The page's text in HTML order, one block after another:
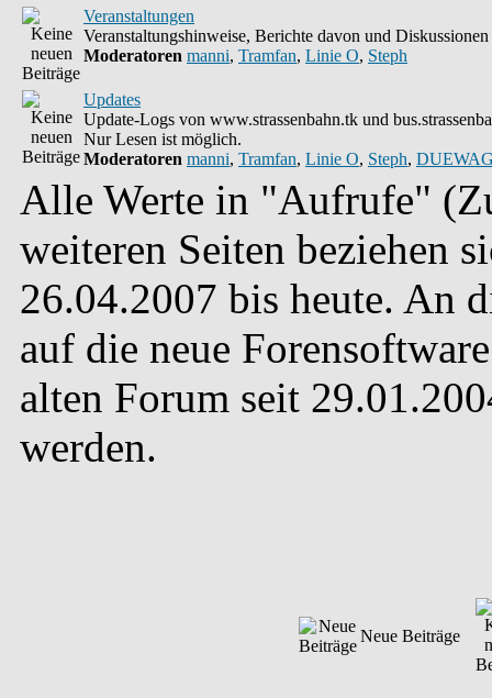
Veranstaltungen
Veranstaltungshinweise, Berichte davon und Diskussionen
Moderatoren manni, Tramfan, Linie O, Steph
Updates
Update-Logs von www.strassenbahn.tk und
Nur Lesen ist möglich.
Moderatoren manni, Tramfan, Linie O, Steph,
Alle Werte in "Aufrufe"
weiteren Seiten beziehen
26.04.2007 bis heute. An
auf die neue
alten Forum seit
werden.
Neue Beiträge